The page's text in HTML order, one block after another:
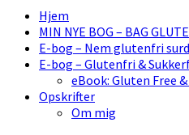
Hjem
MIN NYE BOG – BAG
E-bog – Nem glutenfri
E-bog – Glutenfri &
eBook: Gluten Free
Opskrifter
Om mig